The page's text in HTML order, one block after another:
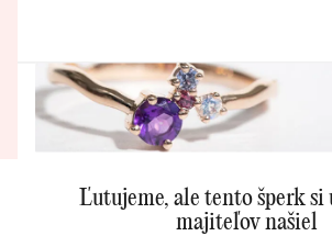
Bestsellery
Romana
24.07.2025
Zobraziť celú
Ľutujeme, ale tento šperk si
majiteľov našiel